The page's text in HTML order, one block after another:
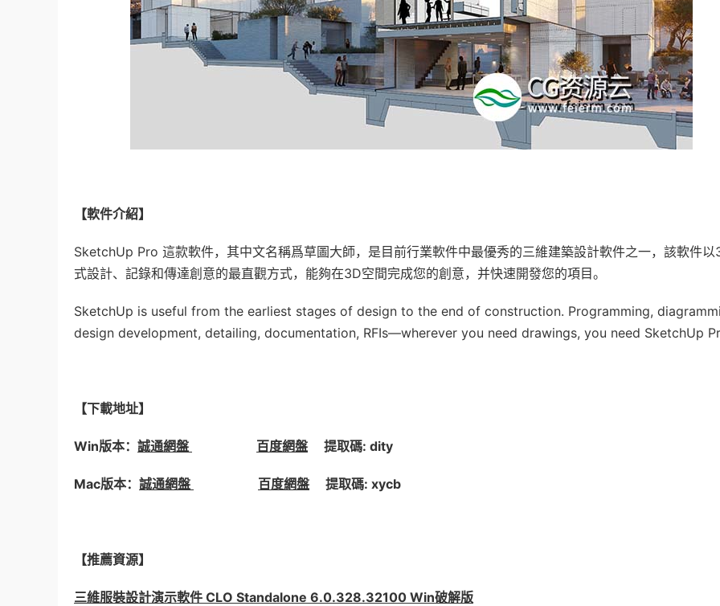
【軟件介紹】
SketchUp Pro 這款軟件，其中文名稱爲草圖大師，是目前行業軟件中最優秀的三維建築設計軟件之一，該軟件以
式設計、記錄和傳達創意的最直觀方式，能夠在3D空間完成您的創意，并快速開發您的項目。
SketchUp is useful from the earliest stages of design to the end of construction. Programming,
design development, detailing, documentation, RFIs—wherever you need drawings, you need SketchUp
【下載地址】
Win版本： 誠通網盤 百度網盤 提取碼: dity
Mac版本： 誠通網盤 百度網盤 提取碼: xycb
【推薦資源】
三維服裝設計演示軟件 CLO Standalone 6.0.328.32100 Win破解版